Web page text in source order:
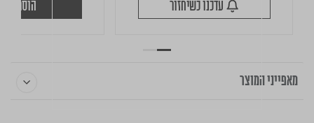
הוספה
מאפייני המוצר